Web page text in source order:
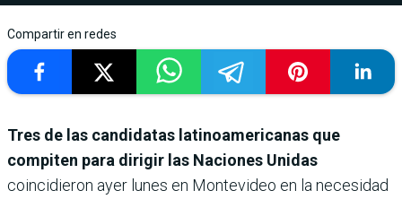
Compartir en redes
Tres de las candidatas latinoamericanas que
compiten para dirigir las Naciones Unidas
coincidieron ayer lunes en Montevideo en la necesidad